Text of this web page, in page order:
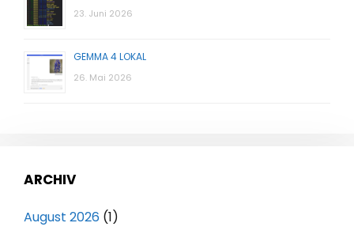
23. Juni 2026
GEMMA 4 LOKAL
26. Mai 2026
ARCHIV
August 2026 (1)